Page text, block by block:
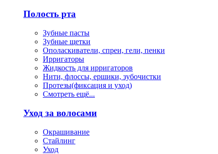
Полость рта
Зубные пасты
Зубные щетки
Ополаскиватели, спреи, гели, пенки
Ирригаторы
Жидкость для ирригаторов
Нити, флоссы, ершики, зубочистки
Протезы(фиксация и уход)
Смотреть ещё...
Уход за волосами
Окрашивание
Стайлинг
Уход